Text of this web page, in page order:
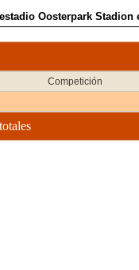
Oosterpark Stadion
Competición